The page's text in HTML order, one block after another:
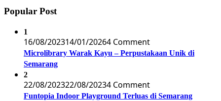
Popular Post
1
16/08/202314/01/20264 Comment
Microlibrary Warak Kayu – Perpustakaan Unik di
Semarang
2
22/08/202322/08/20234 Comment
Funtopia Indoor Playground Terluas di Semarang